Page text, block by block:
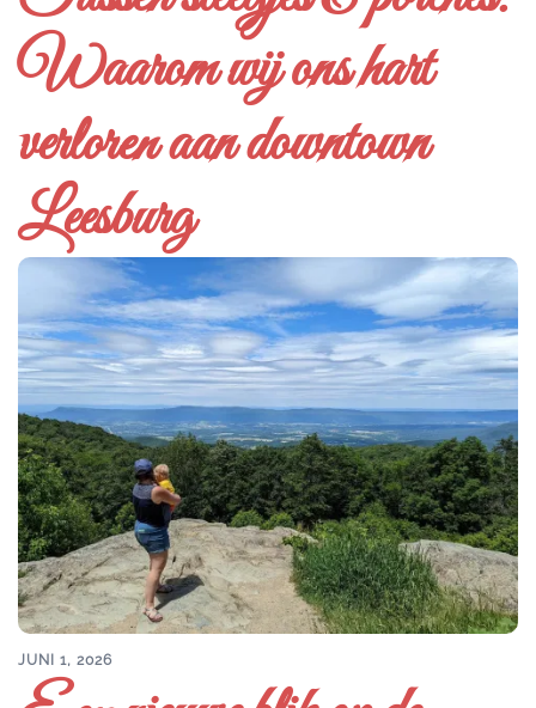
Waarom wij ons hart
verloren aan downtown
Leesburg
JUNI 1, 2026